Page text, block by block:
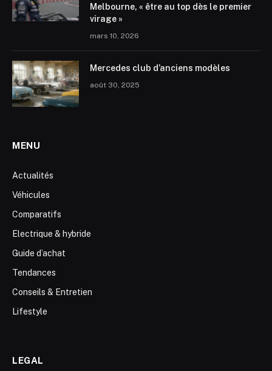
Melbourne, « être au top dès le premier
virage »
mars 10, 2026
Mercedes club d’anciens modèles
août 30, 2025
MENU
Actualités
Véhicules
Comparatifs
Electrique & hybride
Guide d’achat
Tendances
Conseils & Entretien
Lifestyle
LEGAL